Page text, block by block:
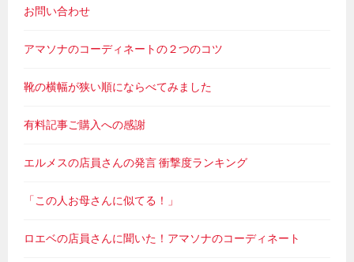
お問い合わせ
アマソナのコーディネートの２つのコツ
靴の横幅が狭い順にならべてみました
有料記事ご購入への感謝
エルメスの店員さんの発言 衝撃度ランキング
「この人お母さんに似てる！」
ロエベの店員さんに聞いた！アマソナのコーディネート